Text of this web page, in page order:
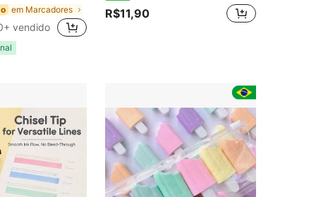
em Marcadores
vendido
R$11,90